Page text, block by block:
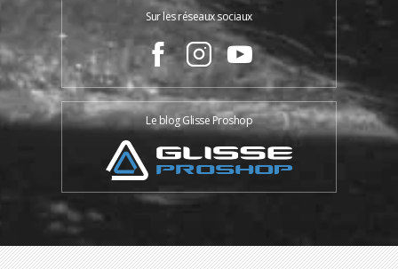
Sur les réseaux sociaux
Le blog Glisse Proshop